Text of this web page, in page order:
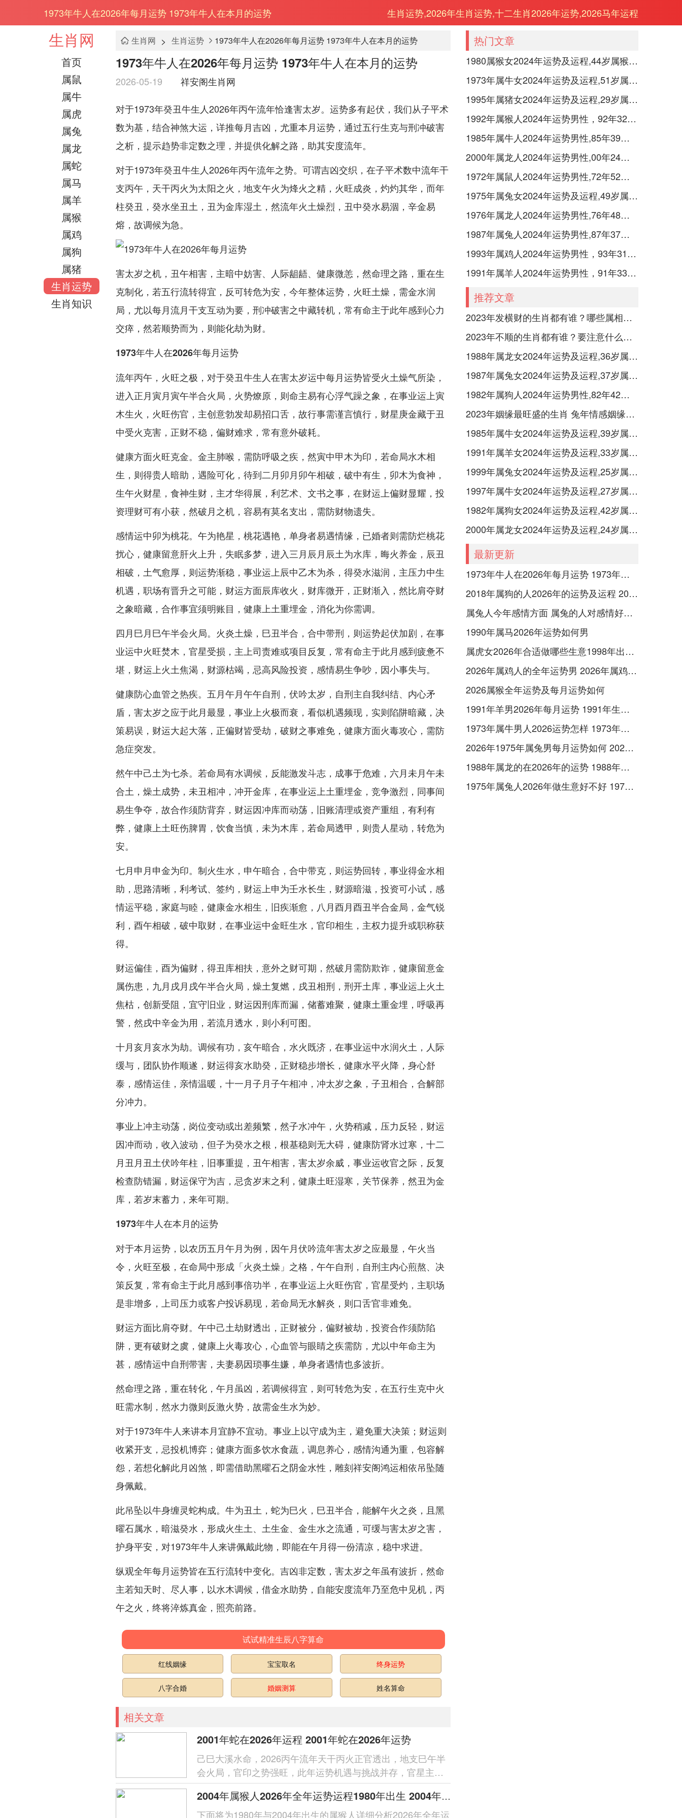
1973年牛人在2026年每月运势 1973年牛人在本月的运势 生肖运势,2026年生肖运势,十二生肖2026年运势,2026马年运程
生肖网
首页
属鼠
属牛
属虎
属兔
属龙
属蛇
属马
属羊
属猴
属鸡
属狗
属猪
生肖运势
生肖知识
生肖网 > 生肖运势 1973年牛人在2026年每月运势 1973年牛人在本月的运势
1973年牛人在2026年每月运势 1973年牛人在本月的运势
2026-05-19 祥安阁生肖网
对于1973年癸丑牛生人2026年丙午流年恰逢害太岁。运势多有起伏，我们从子平术
数为基，结合神煞大运，详推每月吉凶，尤重本月运势，通过五行生克与刑冲破害
之析，提示趋势非定数之理，并提供化解之路，助其安度流年。
对于1973年癸丑牛生人2026年丙午流年之势。可谓吉凶交织，在子平术数中流年干
支丙午，天干丙火为太阳之火，地支午火为烽火之精，火旺成炎，灼灼其华，而年
柱癸丑，癸水坐丑土，丑为金库湿土，然流年火土燥烈，丑中癸水易涸，辛金易
熔，故调候为急。
害太岁之机，丑午相害，主暗中妨害、人际龃龉、健康微恙，然命理之路，重在生
克制化，若五行流转得宜，反可转危为安，今年整体运势，火旺土燥，需金水润
局，尤以每月流月干支互动为要，刑冲破害之中藏转机，常有命主于此年感到心力
交瘁，然若顺势而为，则能化劫为财。
1973年牛人在2026年每月运势
流年丙午，火旺之极，对于癸丑牛生人在害太岁运中每月运势皆受火土燥气所染，
进入正月寅月寅午半合火局，火势燎原，则命主易有心浮气躁之象，在事业运上寅
木生火，火旺伤官，主创意勃发却易招口舌，故行事需谨言慎行，财星庚金藏于丑
中受火克害，正财不稳，偏财难求，常有意外破耗。
健康方面火旺克金。金主肺喉，需防呼吸之疾，然寅中甲木为印，若命局水木相
生，则得贵人暗助，遇险可化，待到二月卯月卯午相破，破中有生，卯木为食神，
生午火财星，食神生财，主才华得展，利艺术、文书之事，在财运上偏财显耀，投
资理财可有小获，然破月之机，容易有莫名支出，需防财物遗失。
感情运中卯为桃花。午为艳星，桃花遇艳，单身者易遇情缘，已婚者则需防烂桃花
扰心，健康留意肝火上升，失眠多梦，进入三月辰月辰土为水库，晦火养金，辰丑
相破，土气愈厚，则运势渐稳，事业运上辰中乙木为杀，得癸水滋润，主压力中生
机遇，职场有晋升之可能，财运方面辰库收火，财库微开，正财渐入，然比肩夺财
之象暗藏，合作事宜须明账目，健康上土重埋金，消化为你需调。
四月巳月巳午半会火局。火炎土燥，巳丑半合，合中带刑，则运势起伏加剧，在事
业运中火旺焚木，官星受损，主上司责难或项目反复，常有命主于此月感到疲惫不
堪，财运上火土焦渴，财源枯竭，忌高风险投资，感情易生争吵，因小事失与。
健康防心血管之热疾。五月午月午午自刑，伏吟太岁，自刑主自我纠结、内心矛
盾，害太岁之应于此月最显，事业上火极而衰，看似机遇频现，实则陷阱暗藏，决
策易误，财运大起大落，正偏财皆受劫，破财之事难免，健康方面火毒攻心，需防
急症突发。
然午中己土为七杀。若命局有水调候，反能激发斗志，成事于危难，六月未月午未
合土，燥土成势，未丑相冲，冲开金库，在事业运上土重埋金，竞争激烈，同事间
易生争夺，故合作须防背弃，财运因冲库而动荡，旧账清理或资产重组，有利有
弊，健康上土旺伤脾胃，饮食当慎，未为木库，若命局透甲，则贵人星动，转危为
安。
七月申月申金为印。制火生水，申午暗合，合中带克，则运势回转，事业得金水相
助，思路清晰，利考试、签约，财运上申为壬水长生，财源暗滋，投资可小试，感
情运平稳，家庭与睦，健康金水相生，旧疾渐愈，八月酉月酉丑半合金局，金气锐
利，酉午相破，破中取财，在事业运中金旺生水，官印相生，主权力提升或职称获
得。
财运偏佳，酉为偏财，得丑库相扶，意外之财可期，然破月需防欺诈，健康留意金
属伤患，九月戌月戌午半合火局，燥土复燃，戌丑相刑，刑开土库，事业运上火土
焦枯，创新受阻，宜守旧业，财运因刑库而漏，储蓄难聚，健康土重金埋，呼吸再
警，然戌中辛金为用，若流月透水，则小利可图。
十月亥月亥水为劫。调候有功，亥午暗合，水火既济，在事业运中水润火土，人际
缓与，团队协作顺遂，财运得亥水助癸，正财稳步增长，健康水平火降，身心舒
泰，感情运佳，亲情温暖，十一月子月子午相冲，冲太岁之象，子丑相合，合解部
分冲力。
事业上冲主动荡，岗位变动或出差频繁，然子水冲午，火势稍减，压力反轻，财运
因冲而动，收入波动，但子为癸水之根，根基稳则无大碍，健康防肾水过寒，十二
月丑月丑土伏吟年柱，旧事重提，丑午相害，害太岁余威，事业运收官之际，反复
检查防错漏，财运保守为吉，忌贪岁末之利，健康土旺湿寒，关节保养，然丑为金
库，若岁末蓄力，来年可期。
1973年牛人在本月的运势
对于本月运势，以农历五月午月为例，因午月伏吟流年害太岁之应最显，午火当
令，火旺至极，在命局中形成「火炎土燥」之格，午午自刑，自刑主内心煎熬、决
策反复，常有命主于此月感到事倍功半，在事业运上火旺伤官，官星受灼，主职场
是非增多，上司压力或客户投诉易现，若命局无水解炎，则口舌官非难免。
财运方面比肩夺财。午中己土劫财透出，正财被分，偏财被劫，投资合作须防陷
阱，更有破财之虞，健康上火毒攻心，心血管与眼睛之疾需防，尤以中年命主为
甚，感情运中自刑带害，夫妻易因琐事生嫌，单身者遇情也多波折。
然命理之路，重在转化，午月虽凶，若调候得宜，则可转危为安，在五行生克中火
旺需水制，然水力微则反激火势，故需金生水为妙。
对于1973年牛人来讲本月宜静不宜动。事业上以守成为主，避免重大决策；财运则
收紧开支，忌投机博弈；健康方面多饮水食蔬，调息养心，感情沟通为重，包容解
怨，若想化解此月凶煞，即需借助黑曜石之阴金水性，雕刻祥安阁鸿运相依吊坠随
身佩戴。
此吊坠以牛身缠灵蛇构成。牛为丑土，蛇为巳火，巳丑半合，能解午火之炎，且黑
曜石属水，暗滋癸水，形成火生土、土生金、金生水之流通，可缓与害太岁之害，
护身平安，对1973年牛人来讲佩戴此物，即能在午月得一份清凉，稳中求进。
纵观全年每月运势皆在五行流转中变化。吉凶非定数，害太岁之年虽有波折，然命
主若知天时、尽人事，以水木调候，借金水助势，自能安度流年乃至危中见机，丙
午之火，终将淬炼真金，照亮前路。
试试精准生辰八字算命
红线姻缘 宝宝取名 终身运势
八字合婚 婚姻测算 姓名算命
相关文章
2001年蛇在2026年运程 2001年蛇在2026年运势
己巳大溪水命，2026丙午流年天干丙火正官透出，地支巳午半
会火局，官印之势强旺，此年运势机遇与挑战并存，官星主事
利于事业进阶，但火炎土燥需防人际纠...
2004年属猴人2026年全年运势运程1980年出生 2004年属猴人住几楼最吉利
下面将为1980年与2004年出生的属猴人详细分析2026年全年运
热门文章
1980属猴女2024年运势及运程,44岁属猴人2024全年每月运势女性如何
1973年属牛女2024年运势及运程,51岁属牛人2024全年每月运势女性如何
1995年属猪女2024年运势及运程,29岁属猪人2024全年每月运势女性如何
1992年属猴人2024年运势男性，92年32岁属猴男2024年每月运程怎么样
1985年属牛人2024年运势男性,85年39岁属牛男2024年每月运程怎么样
2000年属龙人2024年运势男性,00年24岁属龙男2024年每月运程怎么样
1972年属鼠人2024年运势男性,72年52岁属鼠男2024年每月运程怎么样
1975年属兔女2024年运势及运程,49岁属兔人2024全年每月运势女性如何
1976年属龙人2024年运势男性,76年48岁属龙男2024年每月运程怎么样
1987年属兔人2024年运势男性,87年37岁属兔男2024年每月运程怎么样
1993年属鸡人2024年运势男性，93年31岁属鸡男2024年每月运程怎么样
1991年属羊人2024年运势男性，91年33岁属羊男2024年每月运程怎么样
推荐文章
2023年发横财的生肖都有谁？哪些属相财运旺盛？
2023年不顺的生肖都有谁？要注意什么呢？
1988年属龙女2024年运势及运程,36岁属龙人2024全年每月运势女性如何
1987年属兔女2024年运势及运程,37岁属兔人2024全年每月运势女性如何
1982年属狗人2024年运势男性,82年42岁属狗男2024年每月运程怎么样
2023年姻缘最旺盛的生肖 兔年情感姻缘运比较旺的属相
1985年属牛女2024年运势及运程,39岁属牛人2024全年每月运势女性如何
1991年属羊女2024年运势及运程,33岁属羊人2024全年每月运势女性如何
1999年属兔女2024年运势及运程,25岁属兔人2024全年每月运势女性如何
1997年属牛女2024年运势及运程,27岁属牛人2024全年每月运势女性如何
1982年属狗女2024年运势及运程,42岁属狗人2024全年每月运势女性如何
2000年属龙女2024年运势及运程,24岁属龙人2024全年每月运势女性如何
最新更新
1973年牛人在2026年每月运势 1973年牛人在本月的运势
2018年属狗的人2026年的运势及运程 2018年属狗的人养什么绿植最好
属兔人今年感情方面 属兔的人对感情好不好
1990年属马2026年运势如何男
属虎女2026年合适做哪些生意1998年出生的 属虎女2026年的运势
2026年属鸡人的全年运势男 2026年属鸡人的全年运势及运程
2026属猴全年运势及每月运势如何
1991年羊男2026年每月运势 1991年生肖羊女2026年每月运势
1973年属牛男人2026运势怎样 1973年属牛男对待感情
2026年1975年属兔男每月运势如何 2026年1972年女鼠生肖运势
1988年属龙的在2026年的运势 1988年属龙多少岁
1975年属兔人2026年做生意好不好 1975年属兔人的运势